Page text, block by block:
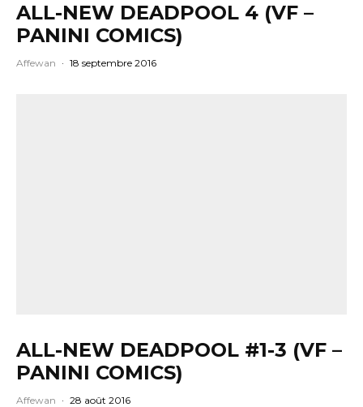
ALL-NEW DEADPOOL 4 (VF –
PANINI COMICS)
Affewan · 18 septembre 2016
ALL-NEW DEADPOOL #1-3 (VF –
PANINI COMICS)
Affewan · 28 août 2016